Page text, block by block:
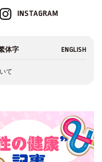
INSTAGRAM
て